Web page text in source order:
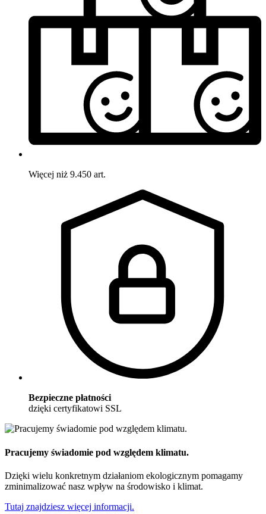
Więcej niż 9.450 art.
Bezpieczne płatności
dzięki certyfikatowi SSL
Pracujemy świadomie pod względem klimatu.
Dzięki wielu konkretnym działaniom ekologicznym pomagamy
zminimalizować nasz wpływ na środowisko i klimat.
Tutaj znajdziesz więcej informacji.